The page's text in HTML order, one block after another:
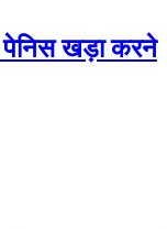
पेनिस खड़ा करने